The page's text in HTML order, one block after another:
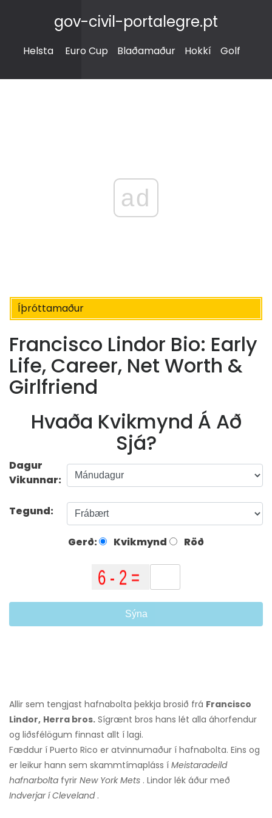
gov-civil-portalegre.pt
Helsta Euro Cup Blaðamaður Hokkí Golf
ad
Íþróttamaður
Francisco Lindor Bio: Early
Life, Career, Net Worth &
Girlfriend
Hvaða Kvikmynd Á Að
Sjá?
Dagur
Vikunnar:
Tegund:
Gerð: Kvikmynd Röð
Sýna
Allir sem tengjast hafnabolta þekkja brosið frá Francisco
Lindor, Herra bros. Sígrænt bros hans lét alla áhorfendur
og liðsfélögum finnast allt í lagi.
Fæddur í Puerto Rico er atvinnumaður í hafnabolta. Eins og
er leikur hann sem skammtímapláss í Meistaradeild
hafnarbolta fyrir New York Mets . Lindor lék áður með
Indverjar í Cleveland.